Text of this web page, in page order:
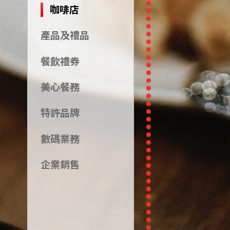
咖啡店
產品及禮品
餐飲禮券
美心餐務
特許品牌
數碼業務
企業銷售